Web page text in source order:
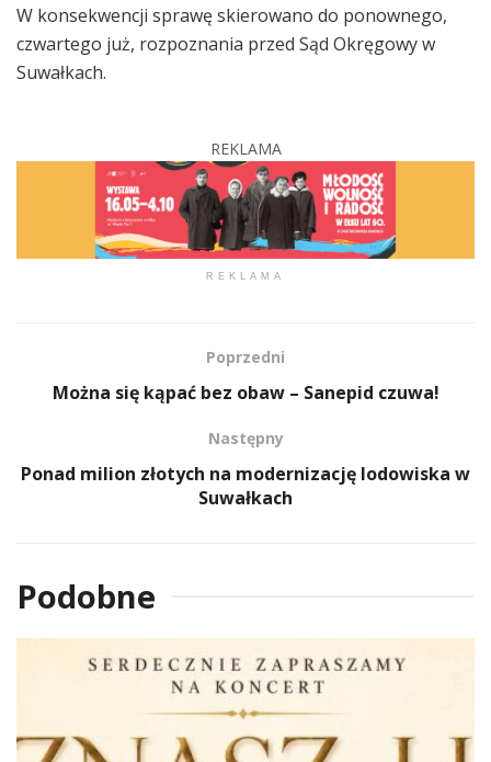
W konsekwencji sprawę skierowano do ponownego,
czwartego już, rozpoznania przed Sąd Okręgowy w
Suwałkach.
REKLAMA
REKLAMA
Poprzedni
Można się kąpać bez obaw – Sanepid czuwa!
Następny
Ponad milion złotych na modernizację lodowiska w
Suwałkach
Podobne